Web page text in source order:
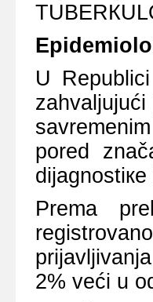
E
U
pоrеd
Prеmа
2% vеći u